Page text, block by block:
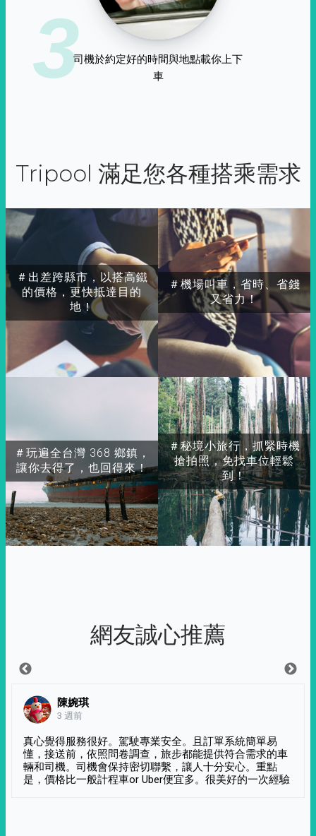
3司機於約定好的時間與地點載你上下
車
Tripool 滿足您各種搭乘需求
＃出差跨縣市，以搭高鐵
的價格，更快抵達目的
地！
＃玩遍全台灣 368 鄉鎮，
讓你去得了，也回得來！
＃秘境小旅行，抓緊時機
搶拍照，免找車位輕鬆
到！
＃機場叫車，省時、省錢
又省力！
網友誠心推薦
陳婉琪
3 週前
真心覺得服務很好。駕駛專業安全。且訂單系統簡單易
懂，接送前，依照問卷調查，旅步都能提供符合需求的車
輛和司機。司機會保持密切聯繫，讓人十分安心。重點
是，價格比一般計程車or Uber便宜多。很美好的一次經驗